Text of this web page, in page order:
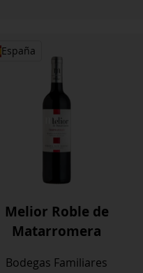
España
Melior Roble de
Matarromera
Bodegas Familiares